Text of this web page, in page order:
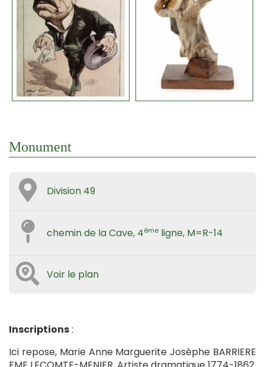
Monument
Division 49
chemin de la Cave, 4ème ligne, M=R-14
Voir le plan
Inscriptions:
Ici repose, Marie Anne Marguerite Josèphe BARRIERE